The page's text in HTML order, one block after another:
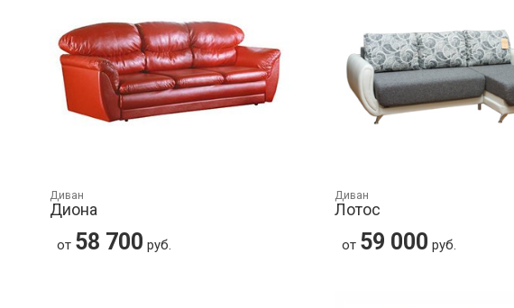
Диван
Диона
от 58 700 руб.
Диван
Лотос
от 59 000 руб.